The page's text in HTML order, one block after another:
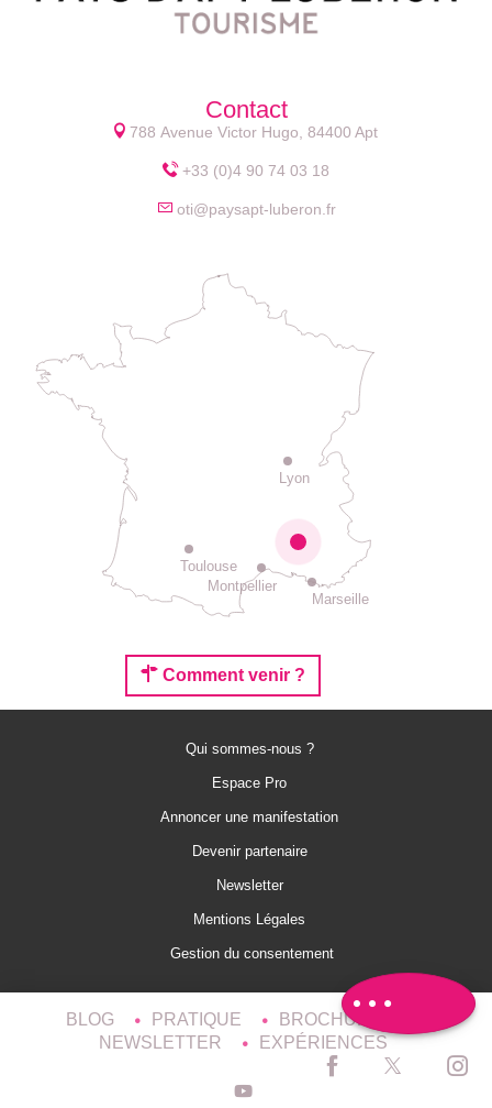
Contact
788 Avenue Victor Hugo, 84400 Apt
+33 (0)4 90 74 03 18
oti@paysapt-luberon.fr
Lyon
Montpellier
Toulouse
Marseille
Comment venir ?
Qui sommes-nous ?
Espace Pro
Annoncer une manifestation
Devenir partenaire
Newsletter
Mentions Légales
Gestion du consentement
BLOG PRATIQUE
BROCHURES
NEWSLETTER
EXPÉRIENCES